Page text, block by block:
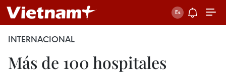
INTERNACIONAL
Más de 100 hospitales